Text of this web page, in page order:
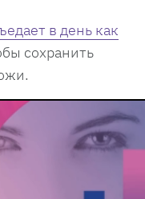
в день как
сохранить